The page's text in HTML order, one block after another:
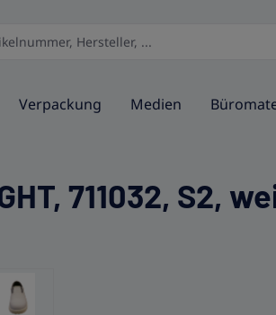
Verpackung Medien
711032, S2,